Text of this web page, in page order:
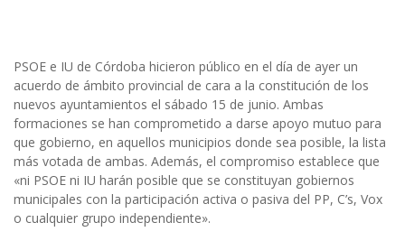
PSOE e IU de Córdoba hicieron público en el día de ayer un
acuerdo de ámbito provincial de cara a la constitución de los
nuevos ayuntamientos el sábado 15 de junio. Ambas
formaciones se han comprometido a darse apoyo mutuo para
que gobierno, en aquellos municipios donde sea posible, la lista
más votada de ambas. Además, el compromiso establece que
«ni PSOE ni IU harán posible que se constituyan gobiernos
municipales con la participación activa o pasiva del PP, C’s, Vox
o cualquier grupo independiente».